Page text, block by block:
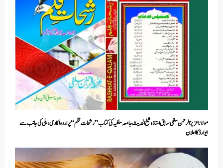
مولانا عزیز الرحمن سلفی سابق استاذ وشیخ الحدیث جامعہ سلفیہ کی کتاب ”رشحات قلم“ پر اردواکادمی دہلی کی جانب سے
ایوارڈکا اعلان